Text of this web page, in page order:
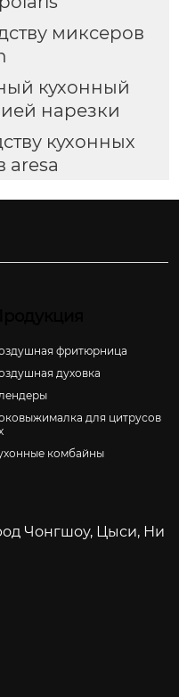
миксеров
кухонный
нарезки
кухонных
aresa
фритюрница
духовка
для цитрусов
комбайны
Чонгшоу, Цыси, Ни